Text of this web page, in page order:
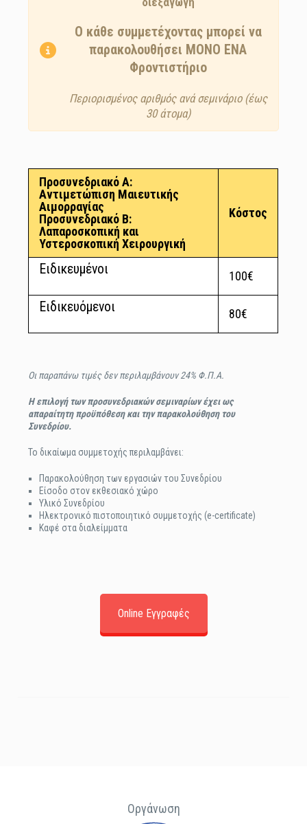
Ο κάθε συμμετέχοντας μπορεί να
παρακολουθήσει ΜΟΝΟ ΕΝΑ
Φροντιστήριο
Περιορισμένος αριθμός ανά σεμινάριο (έως
30 άτομα)
Προσυνεδριακό A:
Αντιμετώπιση Μαιευτικής
Αιμορραγίας
Προσυνεδριακό B:
Λαπαροσκοπική και
Υστεροσκοπική Χειρουργική
Κόστος
Ειδικευμένοι 100€
Ειδικευόμενοι 80€
Οι παραπάνω τιμές δεν περιλαμβάνουν 24% Φ.Π.Α.
Η επιλογή των προσυνεδριακών σεμιναρίων έχει ως
απαραίτητη προϋπόθεση και την παρακολούθηση του
Συνεδρίου.
Το δικαίωμα συμμετοχής περιλαμβάνει:
Παρακολούθηση των εργασιών του Συνεδρίου
Είσοδο στον εκθεσιακό χώρο
Υλικό Συνεδρίου
Ηλεκτρονικό πιστοποιητικό συμμετοχής (e-certificate)
Καφέ στα διαλείμματα
Online Εγγραφές
Οργάνωση